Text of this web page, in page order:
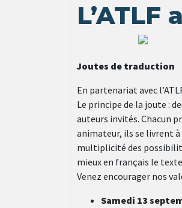
Joutes de traduction
En partenariat avec
Le principe de la joute :
auteurs invités. Chacun
animateur, ils se livrent
multiplicité des
mieux en français le
Venez encourager nos
Samedi 13